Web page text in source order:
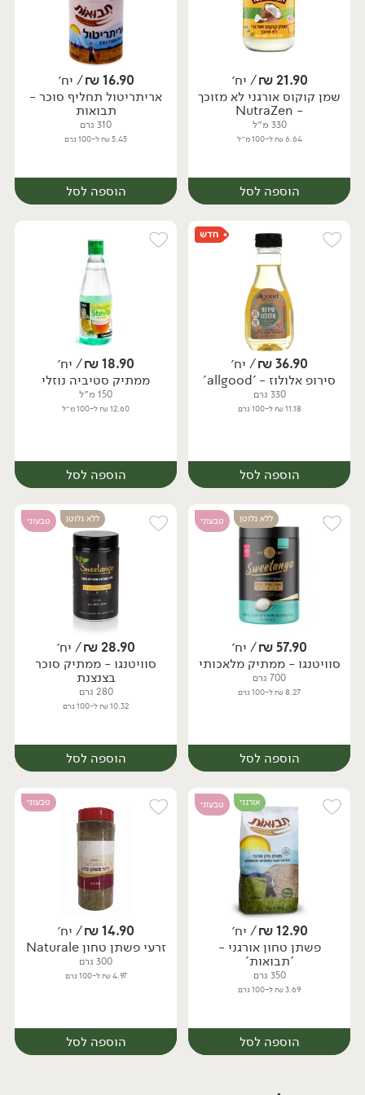
יח׳ יח׳
21.90
₪/ יח׳
שמן קוקוס אורגני לא מזוכך
- NutraZen
330 מ״ל
6.64 ₪ ל-100 מ״ל
הוספה לסל
יח׳
16.90
₪/ יח׳
אריתריטול תחליף סוכר -
תבואות
310 גרם
5.45 ₪ ל-100 גרם
הוספה לסל
יח׳
36.90
₪/ יח׳
סירופ אלולוז - 'allgood'
330 גרם
11.18 ₪ ל-100 גרם
הוספה לסל
יח׳
18.90
₪/ יח׳
ממתיק סטיביה נוזלי
150 מ״ל
12.60 ₪ ל-100 מ״ל
הוספה לסל
יח׳
ללא גלוטן טבעוני
57.90
₪/ יח׳
סוויטנגו - ממתיק מלאכותי
700 גרם
8.27 ₪ ל-100 גרם
הוספה לסל
יח׳
ללא גלוטן טבעוני
28.90
₪/ יח׳
סוויטנגו - ממתיק סוכר
בצנצנת
280 גרם
10.32 ₪ ל-100 גרם
הוספה לסל
יח׳
אורגני טבעוני
12.90
₪/ יח׳
פשתן טחון אורגני -
'תבואות'
350 גרם
3.69 ₪ ל-100 גרם
הוספה לסל
טבעוני
14.90
₪/ יח׳
זרעי פשתן טחון Naturale
300 גרם
4.97 ₪ ל-100 גרם
הוספה לסל